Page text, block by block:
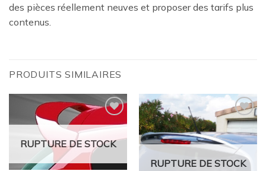
des pièces réellement neuves et proposer des tarifs plus
contenus.
PRODUITS SIMILAIRES
Ajouter
wishlist
RUPTURE DE STOCK
Ajouter
à la
wishlist
RUPTURE DE STOCK